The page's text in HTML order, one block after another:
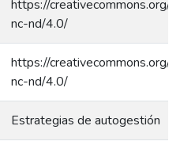
https://creativecommons.org/
nc-nd/4.0/
https://creativecommons.org/
nc-nd/4.0/
Estrategias de autogestión